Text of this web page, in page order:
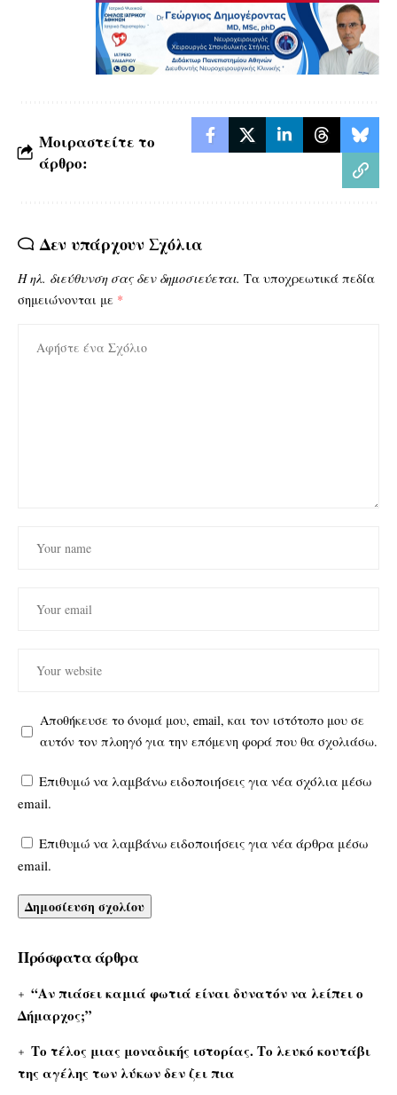
Μοιραστείτε το
άρθρο:
Δεν υπάρχουν Σχόλια
Η ηλ. διεύθυνση σας δεν δημοσιεύεται. Τα υποχρεωτικά πεδία
σημειώνονται με *
Αποθήκευσε το όνομά μου, email, και τον ιστότοπο μου σε
αυτόν τον πλοηγό για την επόμενη φορά που θα σχολιάσω.
Επιθυμώ να λαμβάνω ειδοποιήσεις για νέα σχόλια μέσω
email.
Επιθυμώ να λαμβάνω ειδοποιήσεις για νέα άρθρα μέσω
email.
Πρόσφατα άρθρα
“Αν πιάσει καμιά φωτιά είναι δυνατόν να λείπει ο
Δήμαρχος;”
Το τέλος μιας μοναδικής ιστορίας. Το λευκό κουτάβι
της αγέλης των λύκων δεν ζει πια